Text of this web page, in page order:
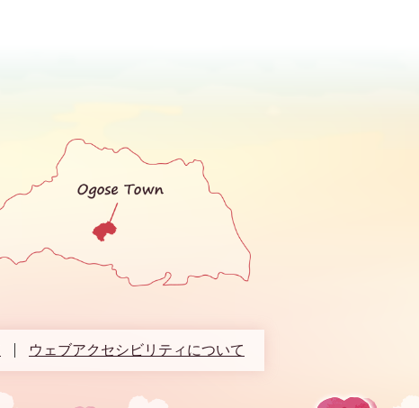
ウェブアクセシビリティについて